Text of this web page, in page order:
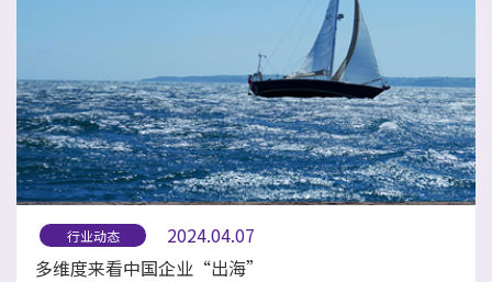
行业动态
2024.04.07
多维度来看中国企业“出海”